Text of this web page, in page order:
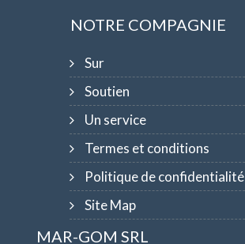
NOTRE COMPAGNIE
Sur
Soutien
Un service
Termes et conditions
Politique de confidentialité
Site Map
MAR-GOM SRL